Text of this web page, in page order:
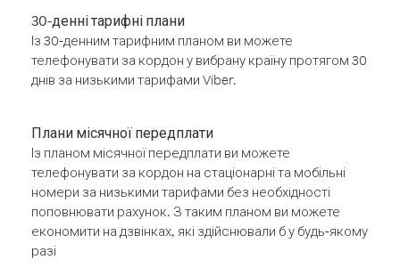
30-денні тарифні плани
Із 30-денним тарифним планом ви можете
телефонувати за кордон у вибрану країну протягом 30
днів за низькими тарифами Viber.
Плани місячної передплати
Із планом місячної передплати ви можете
телефонувати за кордон на стаціонарні та мобільні
номери за низькими тарифами без необхідності
поповнювати рахунок. З таким планом ви можете
економити на дзвінках, які здійснювали б у будь-якому
разі